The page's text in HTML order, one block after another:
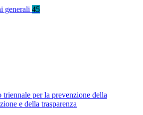
generali 45
triennale per la prevenzione della
e della trasparenza